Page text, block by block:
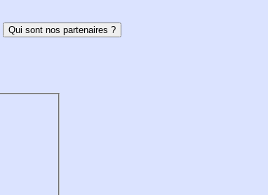
Qui sont nos partenaires ?